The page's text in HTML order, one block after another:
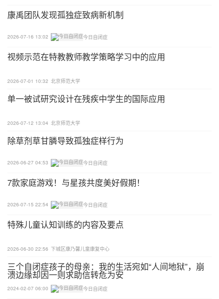
因的新生突变。SCN2A基因的错义新生突变主要映
射到离子运输域，与突触中钠离子运输功能障碍一
突变情况，发现了在早前研究中未得到报道的ZNF29
2基因，该基因在本研究中经过两种统计模型验证，
了一个新的存在反复LGD新生突变的基因RALGAPB
以及在早前研究中得到报道的基因CTNNBP2。
3.对于携带孤独症风险基因新生突变的患者，研究者
将其与表型进行关联，发现存在SCN2A、MECP2、
FOXP1、ADNP和ASXL3基因新生突变的患者存在显
著的智力障碍、发育迟缓和其他合并症，如行为问
题，与早前的基因型-表型相关性分析一致。由于小
头畸形和大头畸形早已被认为是孤独症的并发症，研
究者还评估了患者的头围与风险基因的关联，发现除
D突变的患者头围明显增大。相反，存在DYRK1A、
CDKL5和MED13L基因LGD突变的患者头围减小，与
康禹团队发现孤独症致病新机制
2026-07-16 13:02 今日自闭症
视频示范在特教教师教学策略学习中的应用
2026-07-01 10:32 北京师范大学
单一被试研究设计在残疾中学生的国际应用
2026-07-12 13:04 北京师范大学
除草剂草甘膦导致孤独症样行为
2026-06-27 04:53 今日自闭症
7款家庭游戏！与星孩共度美好假期！
2026-07-15 22:54 今日自闭症
特殊儿童认知训练的内容及要点
2026-06-30 22:56 下城区康乃馨儿童康复中心
三个自闭症孩子的母亲：我的生活宛如“人间地狱”，崩
溃边缘却因一则求助信转危为安
2024-02-07 06:00 今日自闭症